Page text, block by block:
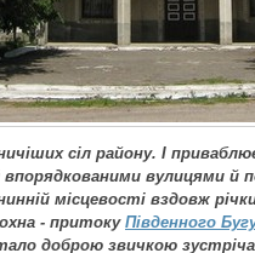
сіл району. І
вулицями й
місцевості вздовж
- притокуПівденного
доброю звичкою